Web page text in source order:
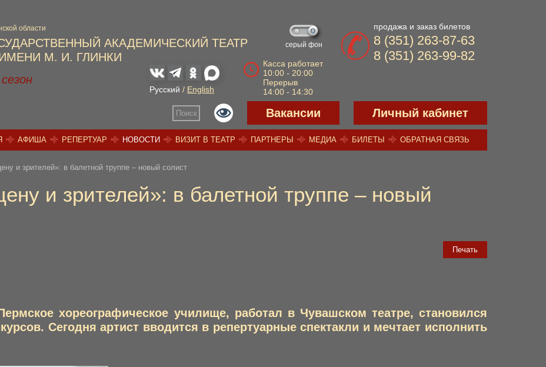
АКАДЕМИЧЕСКИЙ ТЕАТР
М. И. ГЛИНКИ
области
серый фон
Касса работает
10:00 - 20:00
Перерыв
14:00 - 14:30
Русский / English
продажа и заказ билетов
8 (351) 263-87-63
8 (351) 263-99-82
Поиск Вакансии Личный кабинет
АФИША РЕПЕРТУАР НОВОСТИ ВИЗИТ В ТЕАТР ПАРТНЕРЫ МЕДИА БИЛЕТЫ ОБРАТНАЯ СВЯЗЬ
и зрителей»: в балетной труппе – новый солист
и зрителей»: в балетной труппе – новый
Печать
хореографическое училище, работал в Чувашском театре, становился
Сегодня артист вводится в репертуарные спектакли и мечтает исполнить